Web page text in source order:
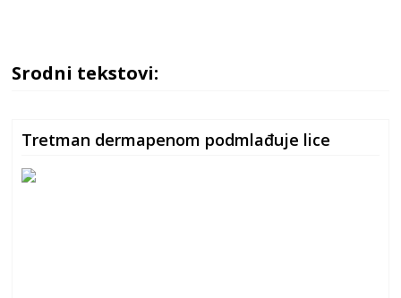
Srodni tekstovi:
Tretman dermapenom podmlađuje lice